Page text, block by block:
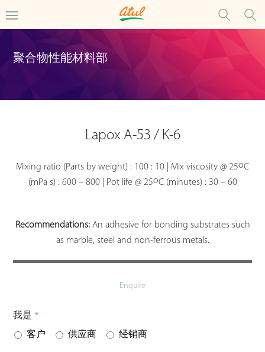
聚合物性能材料部
Lapox A-53 / K-6
Mixing ratio (Parts by weight) : 100 : 10 | Mix viscosity @ 25oC
(mPa s) : 600 – 800 | Pot life @ 25oC (minutes) : 30 – 60
Recommendations:An adhesive for bonding substrates such
as marble, steel and non-ferrous metals.
Enquire
我是 *
客户 供应商 经销商